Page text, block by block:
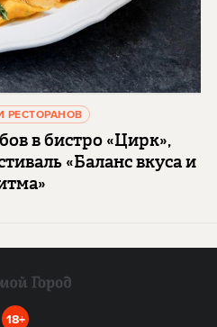
РЕСТОРАНОВ
в бистро «Цирк»,
«Баланс вкуса и
18+